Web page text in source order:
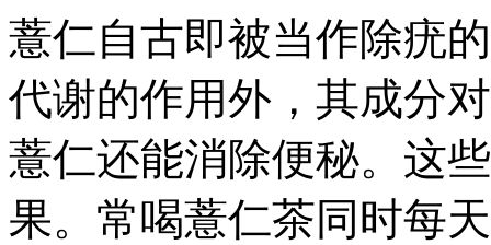
薏仁自古即被当作除疣
代谢的作用外，其成分
薏仁还能消除便秘。这
果。常喝薏仁茶同时每